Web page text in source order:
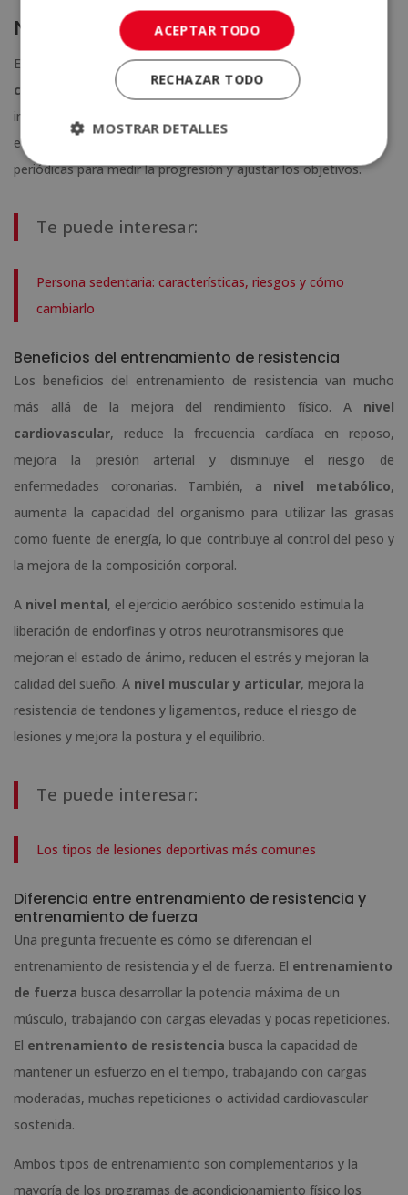
Nivel avanzado
En niveles avanzados, laperiodización se convierte en la
clave
. Alterna ciclos de mayor volumen (más duración, menor
intensidad) con ciclos de mayor intensidad (menos duración,
esfuerzo máximo). Incorpora pruebas de rendimiento
periódicas para medir la progresión y ajustar los objetivos.
Te puede interesar:
Persona sedentaria: características, riesgos y cómo
cambiarlo
Beneficios del entrenamiento de resistencia
Los beneficios del entrenamiento de resistencia van mucho
más allá de la mejora del rendimiento físico. A nivel
cardiovascular, reduce la frecuencia cardíaca en reposo,
mejora la presión arterial y disminuye el riesgo de
enfermedades coronarias. También, a nivel metabólico,
aumenta la capacidad del organismo para utilizar las grasas
como fuente de energía, lo que contribuye al control del peso y
la mejora de la composición corporal.
A nivel mental, el ejercicio aeróbico sostenido estimula la
liberación de endorfinas y otros neurotransmisores que
mejoran el estado de ánimo, reducen el estrés y mejoran la
calidad del sueño. A nivel muscular y articular, mejora la
resistencia de tendones y ligamentos, reduce el riesgo de
lesiones y mejora la postura y el equilibrio.
Te puede interesar:
Los tipos de lesiones deportivas más comunes
Diferencia entre entrenamiento de resistencia y
entrenamiento de fuerza
Una pregunta frecuente es cómo se diferencian el
entrenamiento de resistencia y el de fuerza. El entrenamiento
de fuerza busca desarrollar la potencia máxima de un
músculo, trabajando con cargas elevadas y pocas repeticiones.
El entrenamiento de resistencia busca la capacidad de
mantener un esfuerzo en el tiempo, trabajando con cargas
moderadas, muchas repeticiones o actividad cardiovascular
sostenida.
Ambos tipos de entrenamiento son complementarios y la
mayoría de los programas de acondicionamiento físico los
ACEPTAR TODO
RECHAZAR TODO
MOSTRAR DETALLES